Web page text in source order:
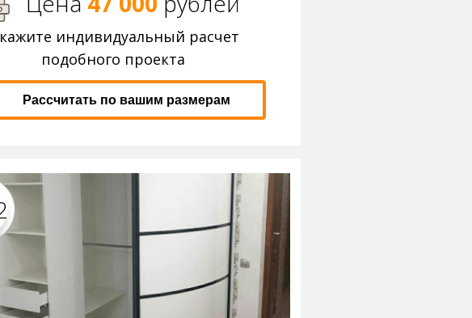
индивидуальный расчет
подобного проекта
Рассчитать по вашим размерам